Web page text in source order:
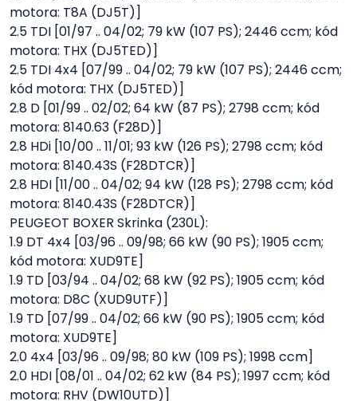
motora: T8A (DJ5T)]
2.5 TDI [01/97 .. 04/02; 79 kW (107 PS); 2446 ccm; kód
motora: THX (DJ5TED)]
2.5 TDI 4x4 [07/99 .. 04/02; 79 kW (107 PS); 2446 ccm;
kód motora: THX (DJ5TED)]
2.8 D [01/99 .. 02/02; 64 kW (87 PS); 2798 ccm; kód
motora: 8140.63 (F28D)]
2.8 HDi [10/00 .. 11/01; 93 kW (126 PS); 2798 ccm; kód
motora: 8140.43S (F28DTCR)]
2.8 HDI [11/00 .. 04/02; 94 kW (128 PS); 2798 ccm; kód
motora: 8140.43S (F28DTCR)]
PEUGEOT BOXER Skrinka (230L):
1.9 DT 4x4 [03/96 .. 09/98; 66 kW (90 PS); 1905 ccm;
kód motora: XUD9TE]
1.9 TD [03/94 .. 04/02; 68 kW (92 PS); 1905 ccm; kód
motora: D8C (XUD9UTF)]
1.9 TD [07/99 .. 04/02; 66 kW (90 PS); 1905 ccm; kód
motora: XUD9TE]
2.0 4x4 [03/96 .. 09/98; 80 kW (109 PS); 1998 ccm]
2.0 HDI [08/01 .. 04/02; 62 kW (84 PS); 1997 ccm; kód
motora: RHV (DW10UTD)]